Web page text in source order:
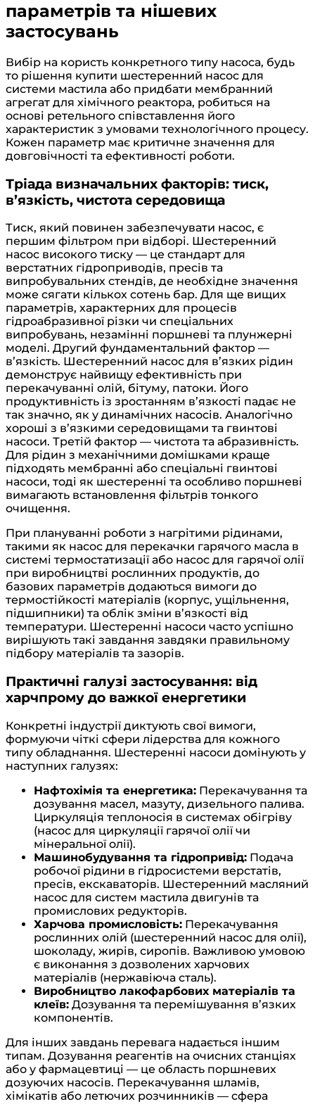
параметрів та нішевих
застосувань
Вибір на користь конкретного типу насоса, будь
то рішення купити шестеренний насос для
системи мастила або придбати мембранний
агрегат для хімічного реактора, робиться на
основі ретельного співставлення його
характеристик з умовами технологічного процесу.
Кожен параметр має критичне значення для
довговічності та ефективності роботи.
Тріада визначальних факторів: тиск,
в’язкість, чистота середовища
Тиск, який повинен забезпечувати насос, є
першим фільтром при відборі. Шестеренний
насос високого тиску — це стандарт для
верстатних гідроприводів, пресів та
випробувальних стендів, де необхідне значення
може сягати кількох сотень бар. Для ще вищих
параметрів, характерних для процесів
гідроабразивної різки чи спеціальних
випробувань, незамінні поршневі та плунжерні
моделі. Другий фундаментальний фактор —
в’язкість. Шестеренний насос для в’язких рідин
демонструє найвищу ефективність при
перекачуванні олій, бітуму, патоки. Його
продуктивність із зростанням в’язкості падає не
так значно, як у динамічних насосів. Аналогічно
хороші з в’язкими середовищами та гвинтові
насоси. Третій фактор — чистота та абразивність.
Для рідин з механічними домішками краще
підходять мембранні або спеціальні гвинтові
насоси, тоді як шестеренні та особливо поршневі
вимагають встановлення фільтрів тонкого
очищення.
При плануванні роботи з нагрітими рідинами,
такими як насос для перекачки гарячого масла в
системі термостатизації або насос для гарячої олії
при виробництві рослинних продуктів, до
базових параметрів додаються вимоги до
термостійкості матеріалів (корпус, ущільнення,
підшипники) та облік зміни в’язкості від
температури. Шестеренні насоси часто успішно
вирішують такі завдання завдяки правильному
підбору матеріалів та зазорів.
Практичні галузі застосування: від
харчпрому до важкої енергетики
Конкретні індустрії диктують свої вимоги,
формуючи чіткі сфери лідерства для кожного
типу обладнання. Шестеренні насоси домінують у
наступних галузях:
Нафтохімія та енергетика: Перекачування та
дозування масел, мазуту, дизельного палива.
Циркуляція теплоносія в системах обігріву
(насос для циркуляції гарячої олії чи
мінеральної олії).
Машинобудування та гідропривід: Подача
робочої рідини в гідросистеми верстатів,
пресів, екскаваторів. Шестеренний масляний
насос для систем мастила двигунів та
промислових редукторів.
Харчова промисловість: Перекачування
рослинних олій (шестеренний насос для олії),
шоколаду, жирів, сиропів. Важливою умовою
є виконання з дозволених харчових
матеріалів (нержавіюча сталь).
Виробництво лакофарбових матеріалів та
клеїв: Дозування та перемішування в’язких
компонентів.
Для інших завдань перевага надається іншим
типам. Дозування реагентів на очисних станціях
або у фармацевтиці — це область поршневих
дозуючих насосів. Перекачування шламів,
хімікатів або летючих розчинників — сфера